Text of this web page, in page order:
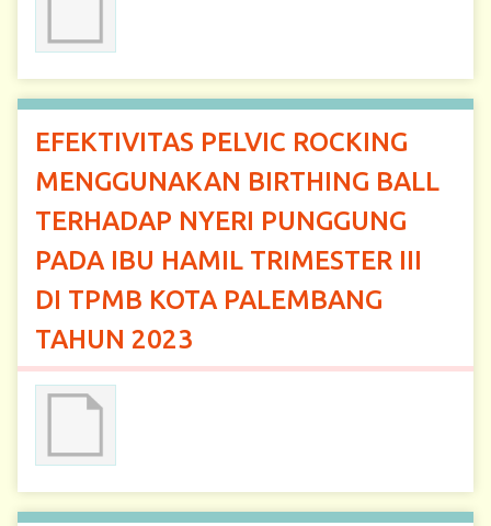
EFEKTIVITAS PELVIC ROCKING
MENGGUNAKAN BIRTHING BALL
TERHADAP NYERI PUNGGUNG
PADA IBU HAMIL TRIMESTER III
DI TPMB KOTA PALEMBANG
TAHUN 2023